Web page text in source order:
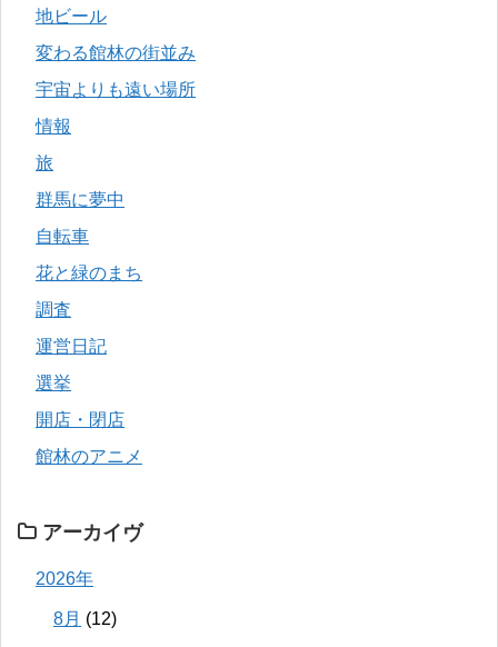
地ビール
変わる館林の街並み
宇宙よりも遠い場所
情報
旅
群馬に夢中
自転車
花と緑のまち
調査
運営日記
選挙
開店・閉店
館林のアニメ
アーカイヴ
2026年
8月 (12)